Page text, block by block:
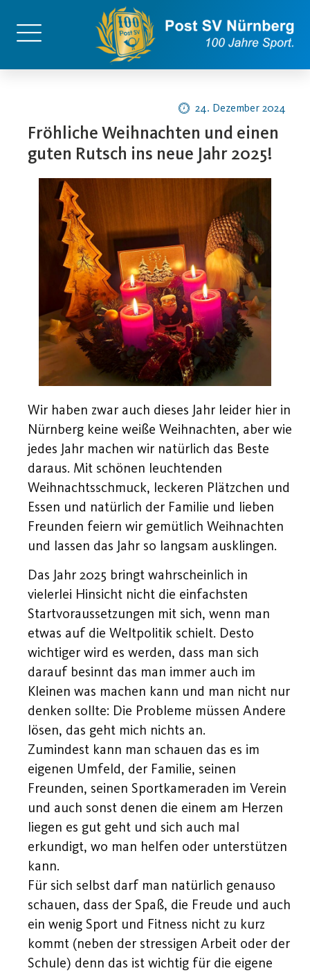
24. Dezember 2024
Fröhliche Weihnachten und einen
guten Rutsch ins neue Jahr 2025!
Wir haben zwar auch dieses Jahr leider hier in
Nürnberg keine weiße Weihnachten, aber wie
jedes Jahr machen wir natürlich das Beste
daraus. Mit schönen leuchtenden
Weihnachtsschmuck, leckeren Plätzchen und
Essen und natürlich der Familie und lieben
Freunden feiern wir gemütlich Weihnachten
und lassen das Jahr so langsam ausklingen.
Das Jahr 2025 bringt wahrscheinlich in
vielerlei Hinsicht nicht die einfachsten
Startvoraussetzungen mit sich, wenn man
etwas auf die Weltpolitik schielt. Desto
wichtiger wird es werden, dass man sich
darauf besinnt das man immer auch im
Kleinen was machen kann und man nicht nur
denken sollte: Die Probleme müssen Andere
lösen, das geht mich nichts an.
Zumindest kann man schauen das es im
eigenen Umfeld, der Familie, seinen
Freunden, seinen Sportkameraden im Verein
und auch sonst denen die einem am Herzen
liegen es gut geht und sich auch mal
erkundigt, wo man helfen oder unterstützen
kann.
Für sich selbst darf man natürlich genauso
schauen, dass der Spaß, die Freude und auch
ein wenig Sport und Fitness nicht zu kurz
kommt (neben der stressigen Arbeit oder der
Schule) denn das ist wichtig für die eigene